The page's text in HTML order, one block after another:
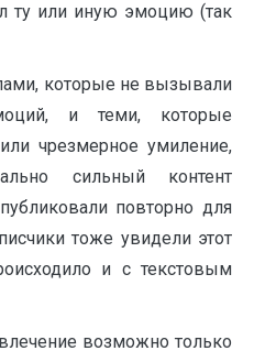
ту или иную эмоцию (так
которые не вызывали
и теми, которые
чрезмерное умиление,
сильный контент
повторно для
тоже увидели этот
и с текстовым
возможно только